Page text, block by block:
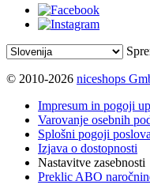
© 2010-2026 niceshops
Impresum in pogoji
Varovanje osebnih
Splošni pogoji
Izjava o dostopnosti
Nastavitve zasebnosti
Preklic ABO